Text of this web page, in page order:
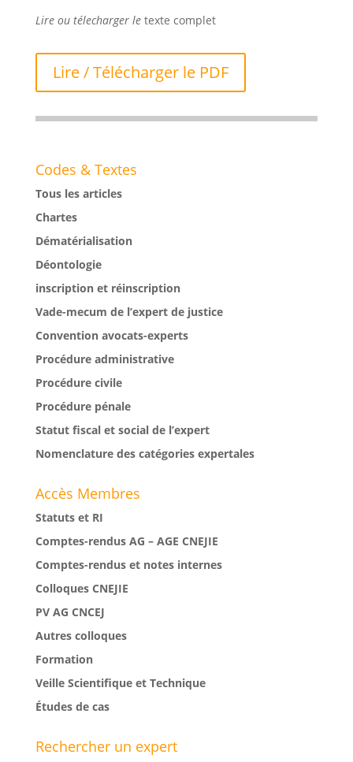
Lire ou télecharger le texte complet
Lire / Télécharger le PDF
Codes & Textes
Tous les articles
Chartes
Dématérialisation
Déontologie
inscription et réinscription
Vade-mecum de l’expert de justice
Convention avocats-experts
Procédure administrative
Procédure civile
Procédure pénale
Statut fiscal et social de l’expert
Nomenclature des catégories expertales
Accès Membres
Statuts et RI
Comptes-rendus AG – AGE CNEJIE
Comptes-rendus et notes internes
Colloques CNEJIE
PV AG CNCEJ
Autres colloques
Formation
Veille Scientifique et Technique
Études de cas
Rechercher un expert